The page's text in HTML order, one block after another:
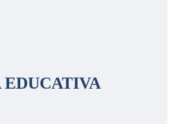
EDUCATIVA